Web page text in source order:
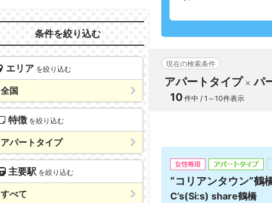
条件を絞り込む
エリア を絞り込む
全国
特徴 を絞り込む
アパートタイプ
主要駅 を絞り込む
すべて
現在の検索条件
アパートタイプ パ
10 件中 / 1～10件表示
“コリアンタウン”鶴
C’s(Si:s) share鶴橋